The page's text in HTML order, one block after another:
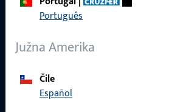
Português
Južna Amerika
Čile
Español